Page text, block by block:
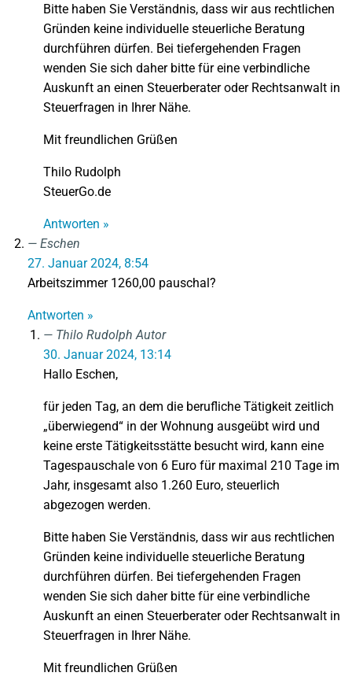
Bitte haben Sie Verständnis, dass wir aus rechtlichen
Gründen keine individuelle steuerliche Beratung
durchführen dürfen. Bei tiefergehenden Fragen
wenden Sie sich daher bitte für eine verbindliche
Auskunft an einen Steuerberater oder Rechtsanwalt in
Steuerfragen in Ihrer Nähe.
Mit freundlichen Grüßen
Thilo Rudolph
SteuerGo.de
Antworten »
Eschen
27. Januar 2024, 8:54
Arbeitszimmer 1260,00 pauschal?
Antworten »
Thilo Rudolph Autor
30. Januar 2024, 13:14
Hallo Eschen,
für jeden Tag, an dem die berufliche Tätigkeit zeitlich
„überwiegend“ in der Wohnung ausgeübt wird und
keine erste Tätigkeitsstätte besucht wird, kann eine
Tagespauschale von 6 Euro für maximal 210 Tage im
Jahr, insgesamt also 1.260 Euro, steuerlich
abgezogen werden.
Bitte haben Sie Verständnis, dass wir aus rechtlichen
Gründen keine individuelle steuerliche Beratung
durchführen dürfen. Bei tiefergehenden Fragen
wenden Sie sich daher bitte für eine verbindliche
Auskunft an einen Steuerberater oder Rechtsanwalt in
Steuerfragen in Ihrer Nähe.
Mit freundlichen Grüßen